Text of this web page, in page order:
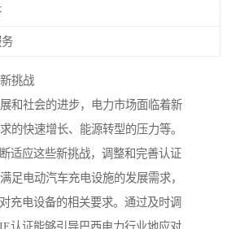
挑战
和社会的进步，电力市场面临着新
的快速增长、能源转型的压力等。
适应这些新挑战，调整和完善认证
足电动汽车充电设施的发展需求，
充电设备的相关要求。通过及时调